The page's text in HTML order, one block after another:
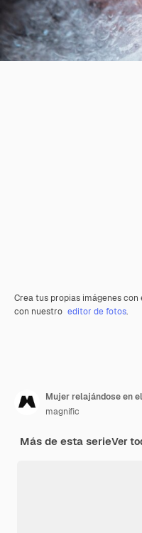
Crea tus propias imágenes con
con nuestro editor de fotos.
Mujer relajándose en
magnific
Más de esta serieVer